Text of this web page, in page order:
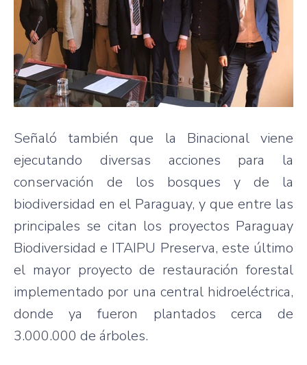
Señaló también que la Binacional viene
ejecutando diversas acciones para la
conservación de los bosques y de la
biodiversidad en el Paraguay, y que entre las
principales se citan los proyectos Paraguay
Biodiversidad e ITAIPU Preserva, este último
el mayor proyecto de restauración forestal
implementado por una central hidroeléctrica,
donde ya fueron plantados cerca de
3.000.000 de árboles.